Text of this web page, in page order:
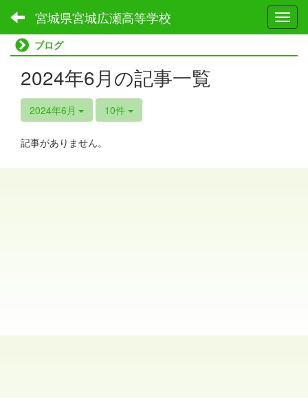
宮城県宮城広瀬高等学校
ブログ
2024年6月の記事一覧
2024年6月 10件
記事がありません。